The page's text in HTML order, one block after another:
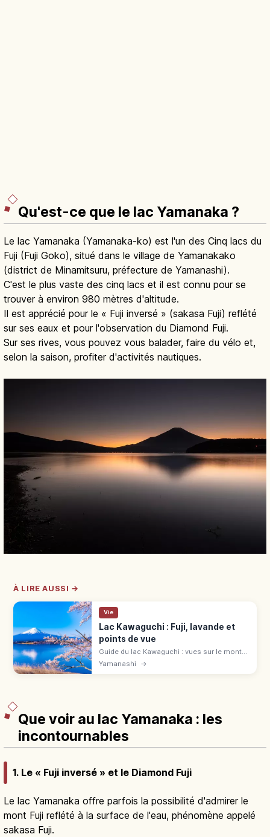
Qu'est-ce que le lac Yamanaka ?
Le lac Yamanaka (Yamanaka-ko) est l'un des Cinq lacs du
Fuji (Fuji Goko), situé dans le village de Yamanakako
(district de Minamitsuru, préfecture de Yamanashi).
C'est le plus vaste des cinq lacs et il est connu pour se
trouver à environ 980 mètres d'altitude.
Il est apprécié pour le « Fuji inversé » (sakasa Fuji) reflété
sur ses eaux et pour l'observation du Diamond Fuji.
Sur ses rives, vous pouvez vous balader, faire du vélo et,
selon la saison, profiter d'activités nautiques.
À LIRE AUSSI →
Vie
Lac Kawaguchi : Fuji, lavande et
points de vue
Guide du lac Kawaguchi : vues sur le mont
Fuji, lavande d'Oishi, Ubuyagasaki et accès
Yamanashi →
Que voir au lac Yamanaka : les
incontournables
1. Le « Fuji inversé » et le Diamond Fuji
Le lac Yamanaka offre parfois la possibilité d'admirer le
mont Fuji reflété à la surface de l'eau, phénomène appelé
sakasa Fuji.